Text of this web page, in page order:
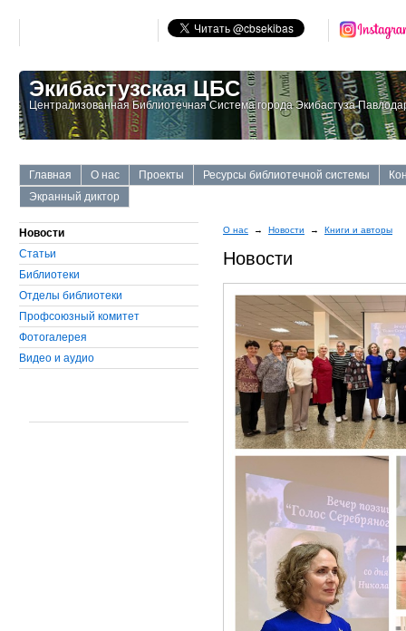
Экибастузская ЦБС
Централизованная Библиотечная Система города Экибастуза
Главная О нас Проекты Ресурсы библиотечной системы
Экранный диктор
Новости
Статьи
Библиотеки
Отделы библиотеки
Профсоюзный комитет
Фотогалерея
Видео и аудио
О нас → Новости → Книги и авторы
Новости